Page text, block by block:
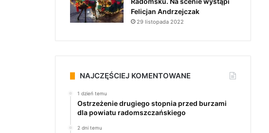
Felicjan Andrzejczak
29 listopada 2022
NAJCZĘŚCIEJ KOMENTOWANE
1 dzień temu
Ostrzeżenie drugiego stopnia przed burzami
dla powiatu radomszczańskiego
2 dni temu